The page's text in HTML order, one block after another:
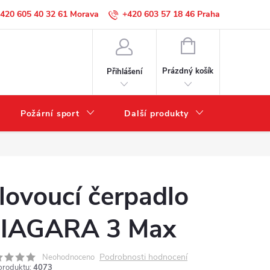
605 40 32 61 +420 603 57 18 46
Přihlášení
NÁKUPNÍ
Prázdný košík
Požární sport Další produkty
čerpadlo
3 Max
Neohodnoceno Podrobnosti hodnocení
4073